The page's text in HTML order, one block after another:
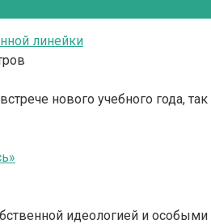
линейки
нового учебного года,
идеологией и